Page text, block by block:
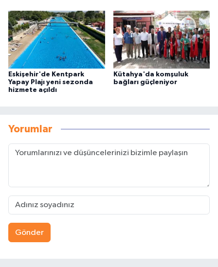
Eskişehir'de Kentpark
Yapay Plajı yeni sezonda
hizmete açıldı
Kütahya'da komşuluk
bağları güçleniyor
Yorumlar
Gönder